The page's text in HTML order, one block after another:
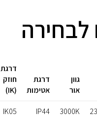
לבחירה
גוון
אור
דרגת
אטימות
דרגת
חוזק
(IK)
3000K
IP44
IK05